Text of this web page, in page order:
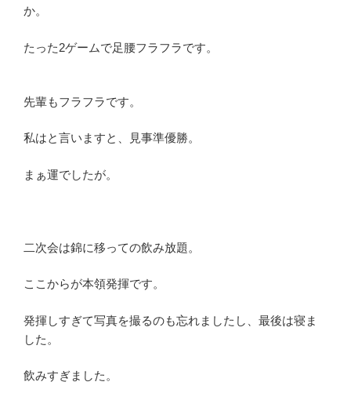
か。
たった2ゲームで足腰フラフラです。
先輩もフラフラです。
私はと言いますと、見事準優勝。
まぁ運でしたが。
二次会は錦に移っての飲み放題。
ここからが本領発揮です。
発揮しすぎて写真を撮るのも忘れましたし、最後は寝ま
した。
飲みすぎました。